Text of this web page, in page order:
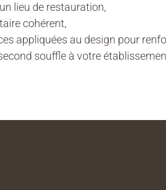
lieu de restauration,
cohérent,
appliquées au design pour
souffle à votre